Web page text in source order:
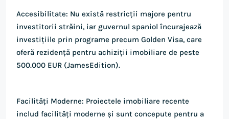
Accesibilitate: Nu există restricții majore pentru
investitorii străini, iar guvernul spaniol încurajează
investițiile prin programe precum Golden Visa, care
oferă rezidență pentru achiziții imobiliare de peste
500.000 EUR​ (JamesEdition)​.
Facilități Moderne: Proiectele imobiliare recente
includ facilități moderne și sunt concepute pentru a